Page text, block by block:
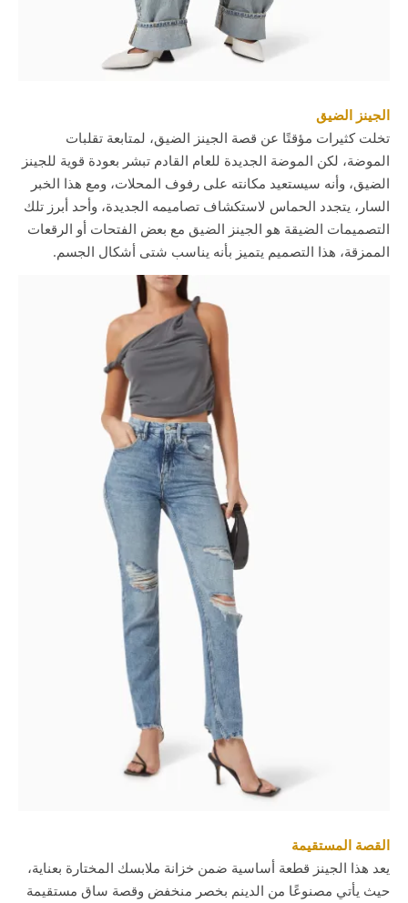
الجينز الضيق
تخلت كثيرات مؤقتًا عن قصة الجينز الضيق، لمتابعة تقلبات
الموضة، لكن الموضة الجديدة للعام القادم تبشر بعودة قوية للجينز
الضيق، وأنه سيستعيد مكانته على رفوف المحلات، ومع هذا الخبر
السار، يتجدد الحماس لاستكشاف تصاميمه الجديدة، وأحد أبرز تلك
التصميمات الضيقة هو الجينز الضيق مع بعض الفتحات أو الرقعات
الممزقة، هذا التصميم يتميز بأنه يناسب شتى أشكال الجسم.
القصة المستقيمة
يعد هذا الجينز قطعة أساسية ضمن خزانة ملابسك المختارة بعناية،
حيث يأتي مصنوعًا من الدينم بخصر منخفض وقصة ساق مستقيمة